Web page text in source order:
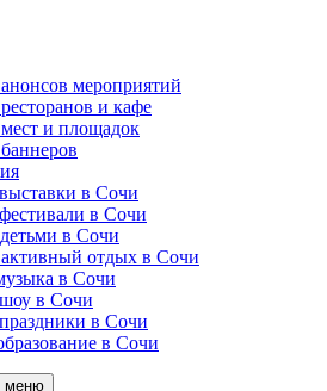
мероприятий
и кафе
и площадок
в Сочи
в Сочи
в Сочи
отдых в Сочи
в Сочи
в Сочи
в Сочи
в Сочи
меню